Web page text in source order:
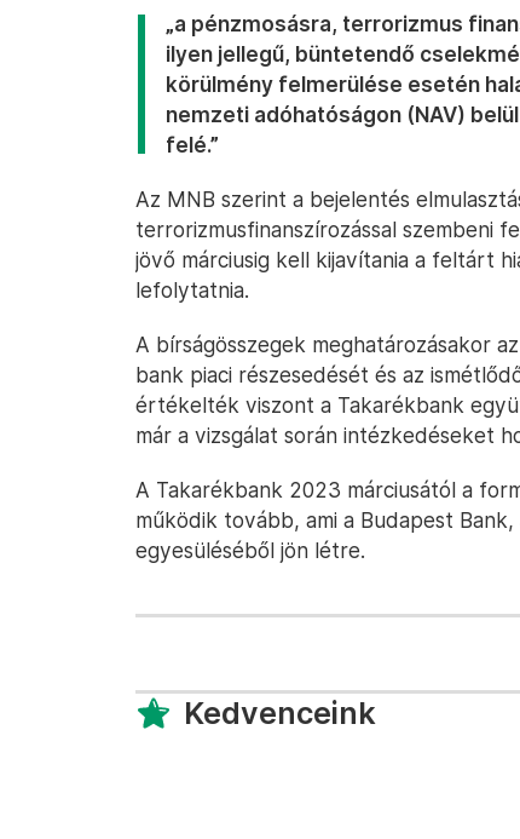
„a pénzmosásra, terrorizmus
ilyen jellegű, büntetendő
körülmény felmerülése esetén
nemzeti adóhatóságon (NAV)
felé.”
Az MNB szerint a bejelentés
terrorizmusfinanszírozással szembeni
jövő márciusig kell kijavítania a feltárt
lefolytatnia.
A bírságösszegek meghatározásakor
bank piaci részesedését és az
értékelték viszont a Takarékbank
már a vizsgálat során intézkedéseket
A Takarékbank 2023 márciusától a
működik tovább, ami a Budapest
egyesüléséből jön létre.
Kedvenceink